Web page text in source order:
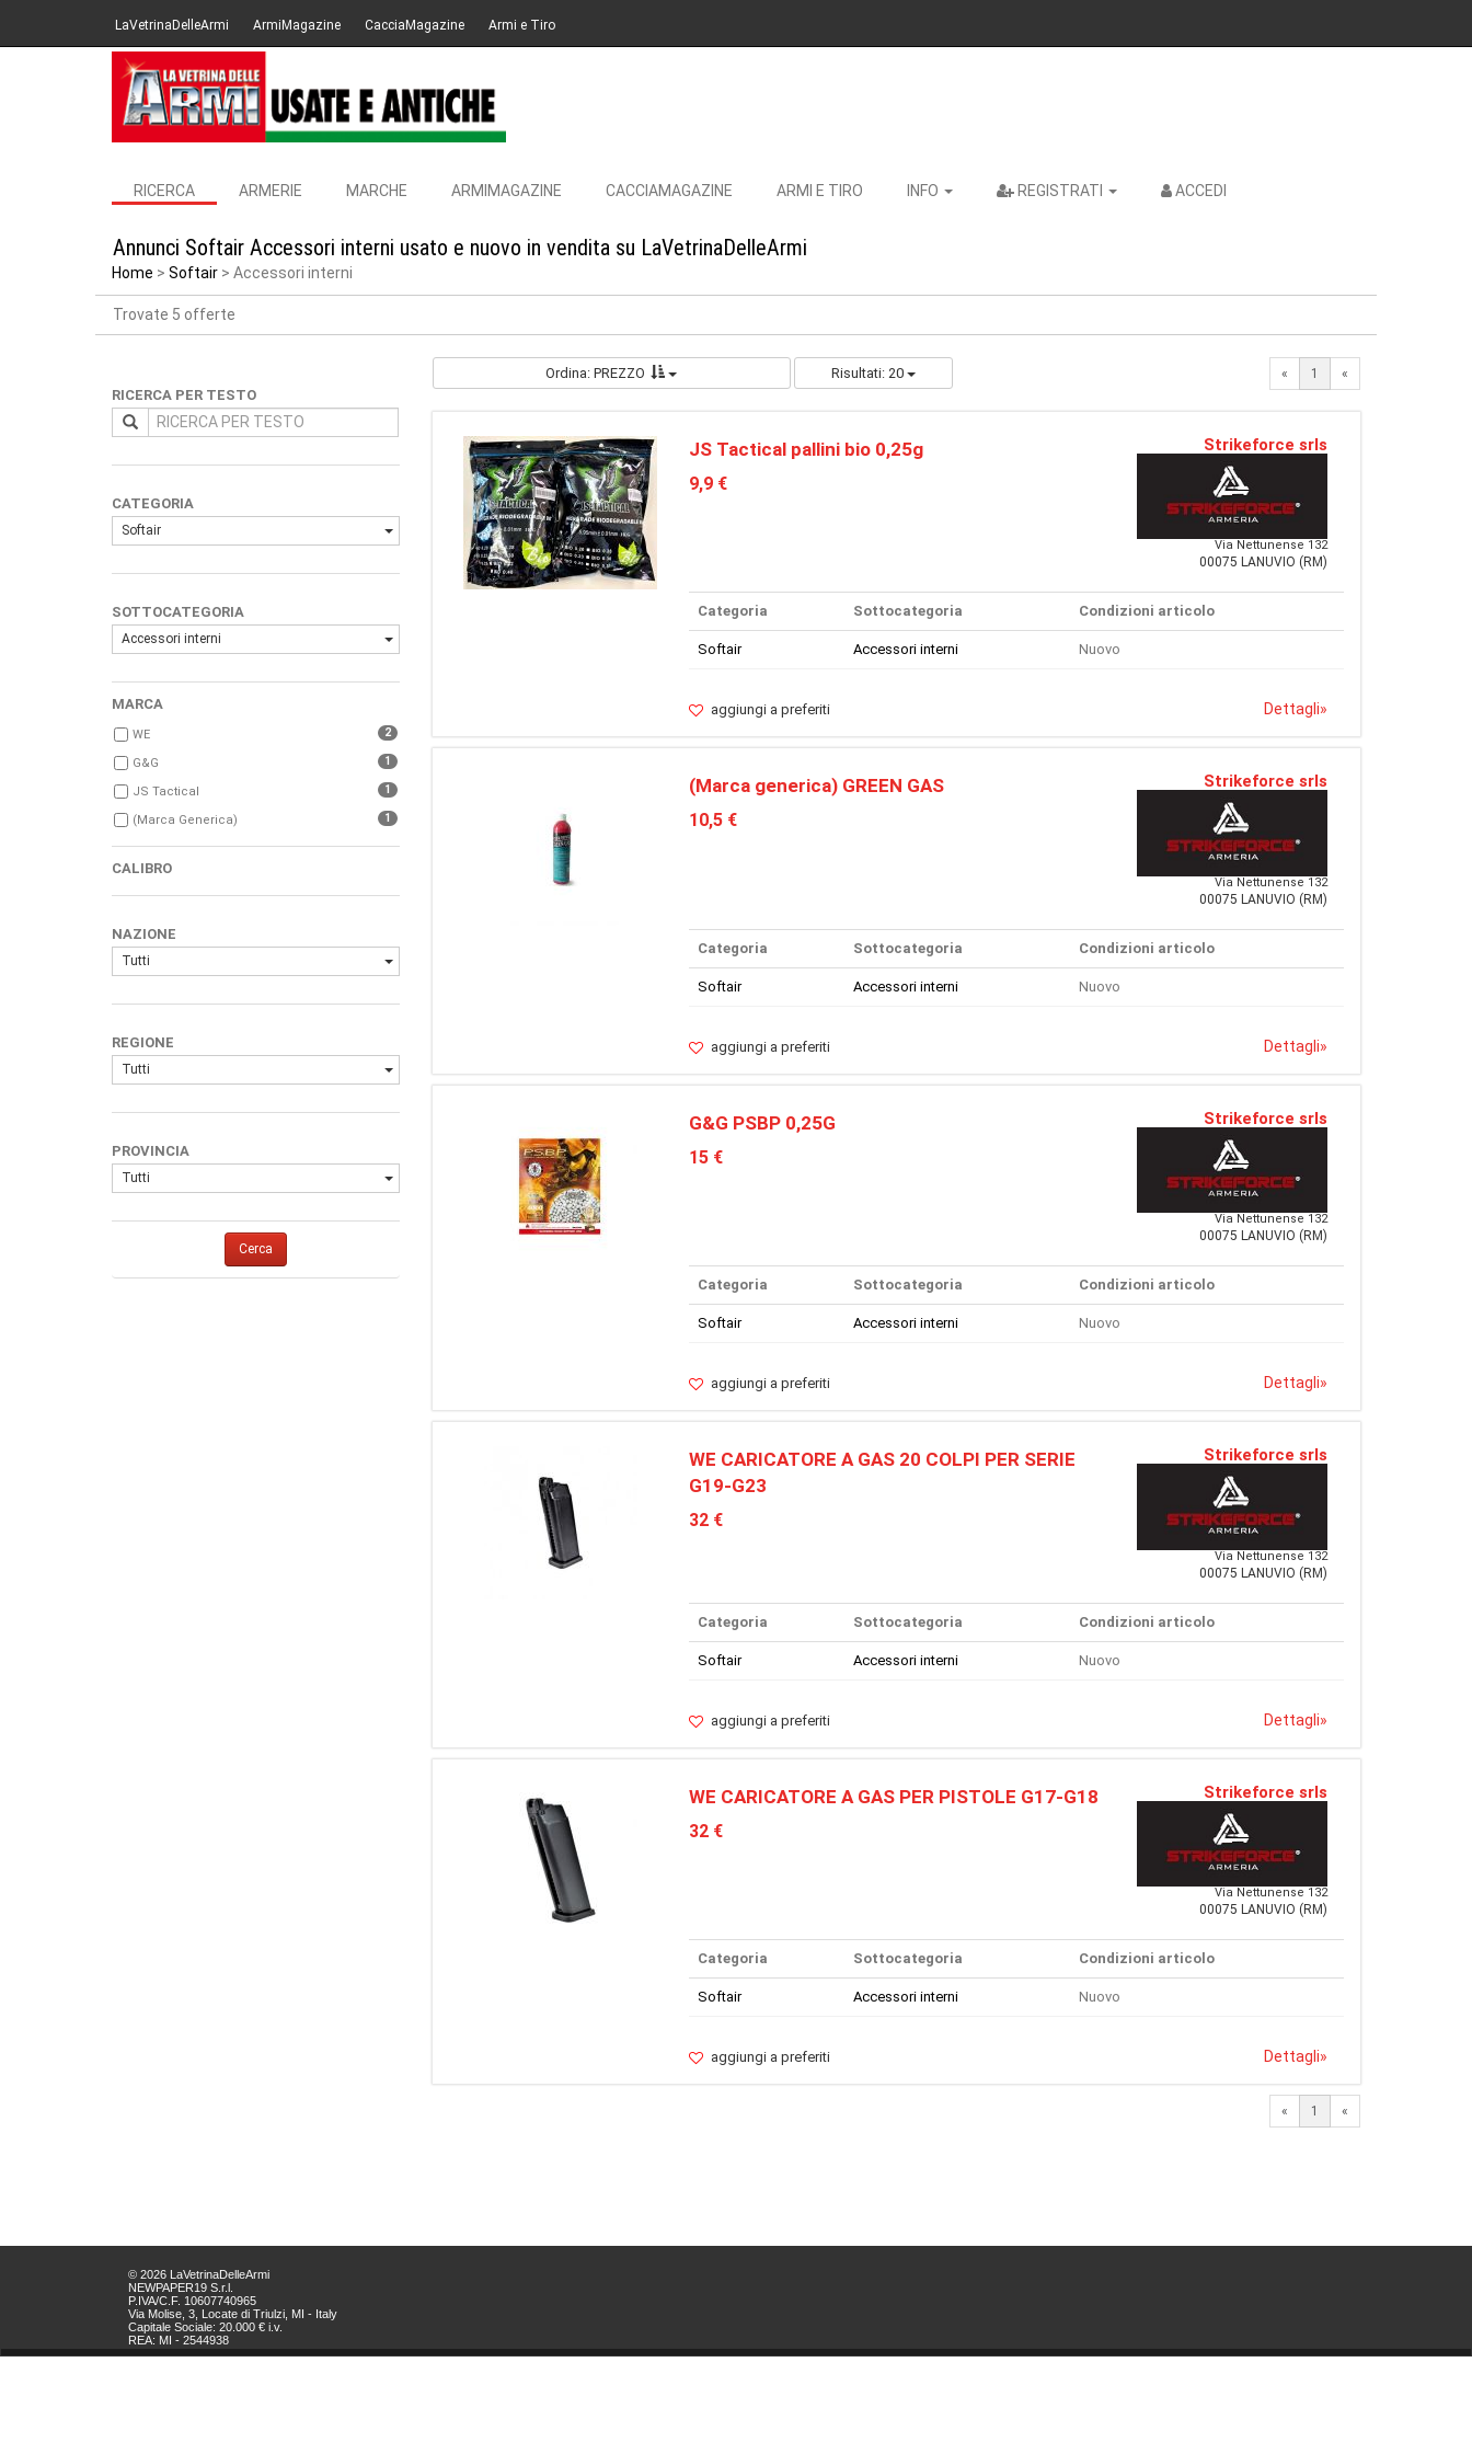
LaVetrinaDelleArmi ArmiMagazine CacciaMagazine Armi e Tiro
RICERCA ARMERIE MARCHE ARMIMAGAZINE CACCIAMAGAZINE ARMI E TIRO INFO REGISTRATI ACCEDI
Annunci Softair Accessori interni usato e nuovo in vendita su LaVetrinaDelleArmi
Home Softair Accessori interni
Trovate 5 offerte
RICERCA PER TESTO
CATEGORIA
Softair
SOTTOCATEGORIA
Accessori interni
MARCA
WE 2
G&G 1
JS Tactical 1
(Marca Generica) 1
CALIBRO
NAZIONE
Tutti
REGIONE
Tutti
PROVINCIA
Tutti
Cerca
Ordina: PREZZO Risultati: 20 « 1 «
JS Tactical pallini bio 0,25g
9,9 €
Strikeforce srls
Via Nettunense 132
00075 LANUVIO (RM)
Categoria Sottocategoria Condizioni articolo
Softair Accessori interni Nuovo
aggiungi a preferiti Dettagli»
(Marca generica) GREEN GAS
10,5 €
Strikeforce srls
Via Nettunense 132
00075 LANUVIO (RM)
Categoria Sottocategoria Condizioni articolo
Softair Accessori interni Nuovo
aggiungi a preferiti Dettagli»
G&G PSBP 0,25G
15 €
Strikeforce srls
Via Nettunense 132
00075 LANUVIO (RM)
Categoria Sottocategoria Condizioni articolo
Softair Accessori interni Nuovo
aggiungi a preferiti Dettagli»
WE CARICATORE A GAS 20 COLPI PER SERIE
G19-G23
32 €
Strikeforce srls
Via Nettunense 132
00075 LANUVIO (RM)
Categoria Sottocategoria Condizioni articolo
Softair Accessori interni Nuovo
aggiungi a preferiti Dettagli»
WE CARICATORE A GAS PER PISTOLE G17-G18
32 €
Strikeforce srls
Via Nettunense 132
00075 LANUVIO (RM)
Categoria Sottocategoria Condizioni articolo
Softair Accessori interni Nuovo
aggiungi a preferiti Dettagli»
« 1 «
© 2026 LaVetrinaDelleArmi
NEWPAPER19 S.r.l.
P.IVA/C.F. 10607740965
Via Molise, 3, Locate di Triulzi, MI - Italy
Capitale Sociale: 20.000 € i.v.
REA: MI - 2544938